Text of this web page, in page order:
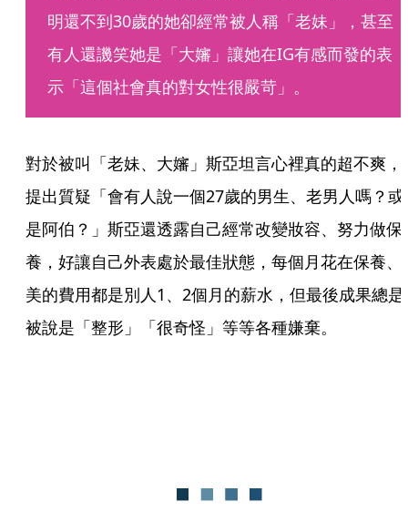
明還不到30歲的她卻經常被人稱「老妹」，甚至
有人還譏笑她是「大嬸」讓她在IG有感而發的表
示「這個社會真的對女性很嚴苛」。
對於被叫「老妹、大嬸」斯亞坦言心裡真的超不爽，
提出質疑「會有人說一個27歲的男生、老男人嗎？或
是阿伯？」斯亞還透露自己經常改變妝容、努力做保
養，好讓自己外表處於最佳狀態，每個月花在保養、
美的費用都是別人1、2個月的薪水，但最後成果總是
被說是「整形」「很奇怪」等等各種嫌棄。